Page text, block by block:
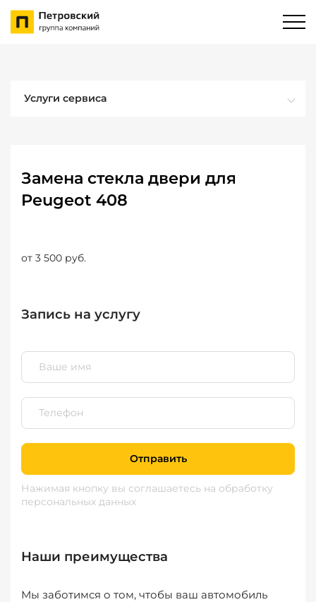
Услуги сервиса
Замена стекла двери для
Peugeot 408
от 3 500 руб.
Запись на услугу
Отправить
Нажимая кнопку вы соглашаетесь на обработку
персональных данных
Наши преимущества
Мы заботимся о том, чтобы ваш автомобиль